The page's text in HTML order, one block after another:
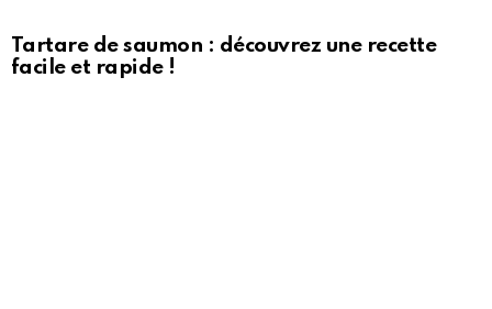
Tartare de saumon : découvrez une recette
facile et rapide !